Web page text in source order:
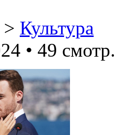
> Культура
• 49 смотр.